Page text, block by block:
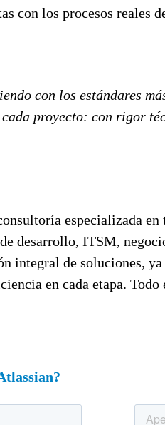
con los procesos reales
con los estándares
proyecto: con rigor
especializada
desarrollo, ITSM,
de soluciones,
en cada etapa.